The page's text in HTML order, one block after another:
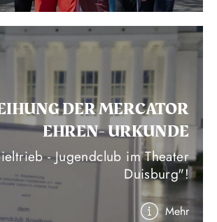
DER MERCATOR
EHREN- URKUNDE
- Jugendclub im Theater
Duisburg"!
Mehr